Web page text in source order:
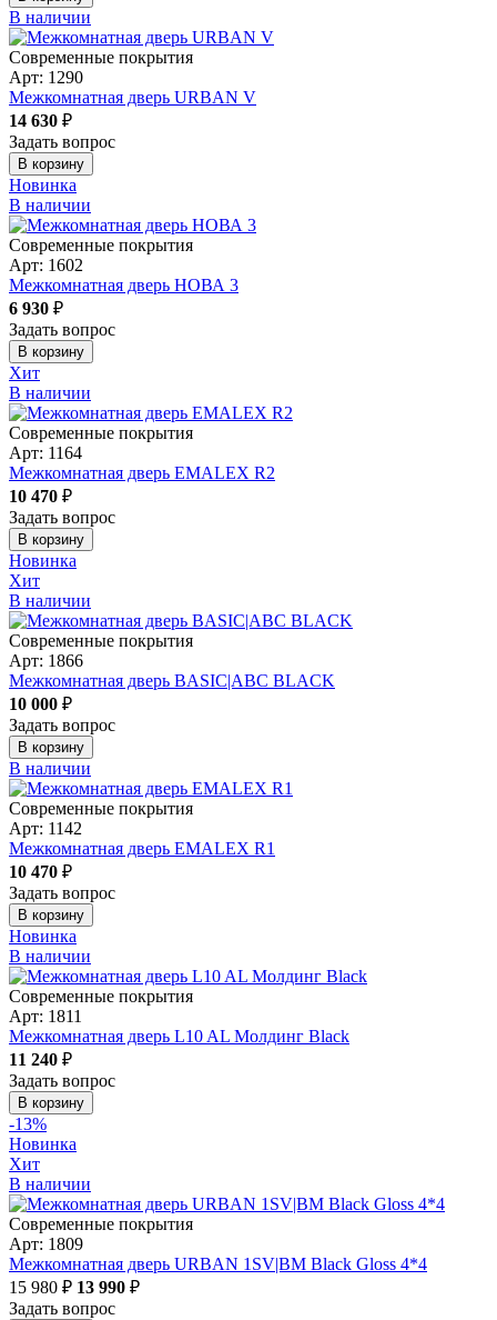
В наличии
Современные покрытия
Арт: 1290
Межкомнатная дверь URBAN V
14 630 ₽
Задать вопрос
В корзину
Новинка
В наличии
Современные покрытия
Арт: 1602
Межкомнатная дверь НОВА 3
6 930 ₽
Задать вопрос
В корзину
Хит
В наличии
Современные покрытия
Арт: 1164
Межкомнатная дверь EMALEX R2
10 470 ₽
Задать вопрос
В корзину
Новинка
Хит
В наличии
Современные покрытия
Арт: 1866
Межкомнатная дверь BASIC|ABC BLACK
10 000 ₽
Задать вопрос
В корзину
В наличии
Современные покрытия
Арт: 1142
Межкомнатная дверь EMALEX R1
10 470 ₽
Задать вопрос
В корзину
Новинка
В наличии
Современные покрытия
Арт: 1811
Межкомнатная дверь L10 AL Молдинг Black
11 240 ₽
Задать вопрос
В корзину
-13%
Новинка
Хит
В наличии
Современные покрытия
Арт: 1809
Межкомнатная дверь URBAN 1SV|BM Black Gloss 4*4
15 980 ₽ 13 990 ₽
Задать вопрос